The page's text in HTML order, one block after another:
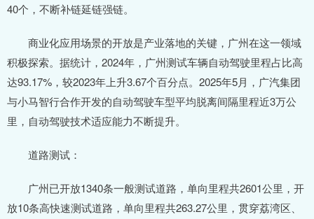
40个，不断补链延链强链。
商业化应用场景的开放是产业落地的关键，广州在这一领域
积极探索。据统计，2024年，广州测试车辆自动驾驶里程占比高
达93.17%，较2023年上升3.67个百分点。2025年5月，广汽集团
与小马智行合作开发的自动驾驶车型平均脱离间隔里程近3万公
里，自动驾驶技术适应能力不断提升。
道路测试：
广州已开放1340条一般测试道路，单向里程共2601公里，开
放10条高快速测试道路，单向里程共263.27公里，贯穿荔湾区、